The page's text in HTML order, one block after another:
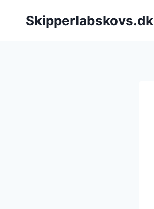
Skipperlabskovs.dk